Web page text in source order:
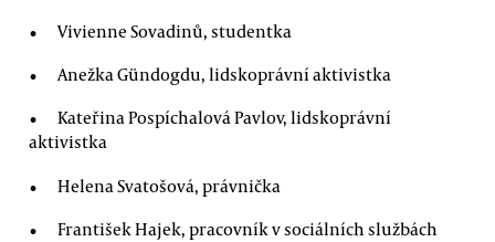
Vivienne Sovadinů, studentka
Anežka Gündogdu, lidskoprávní aktivistka
Kateřina Pospíchalová Pavlov, lidskoprávní
aktivistka
Helena Svatošová, právnička
František Hajek, pracovník v sociálních službách